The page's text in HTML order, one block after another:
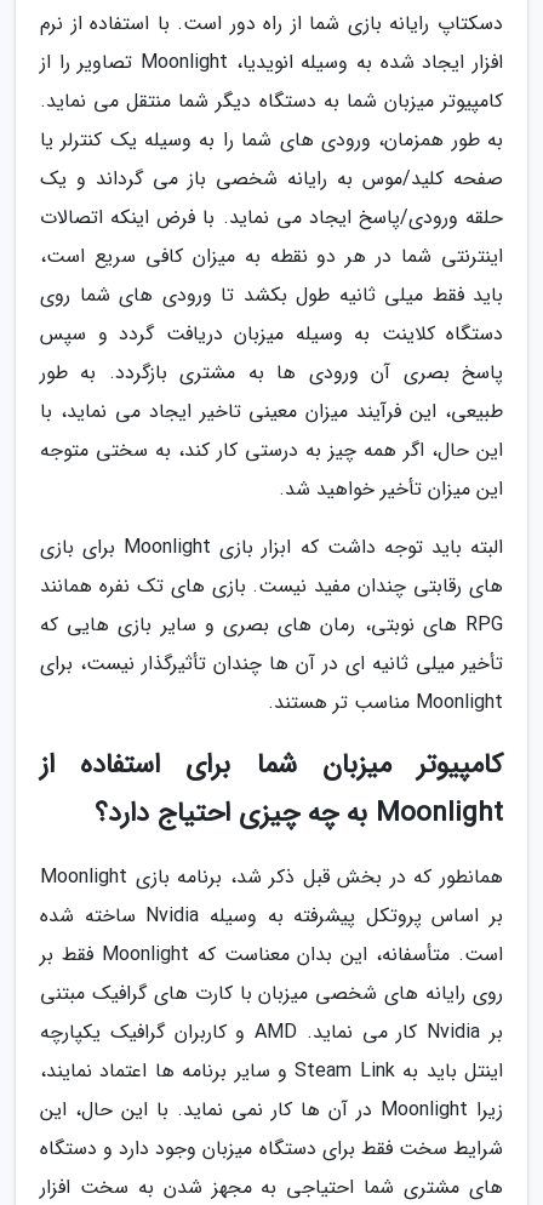
دسکتاپ رایانه بازی شما از راه دور است. با استفاده از نرم
افزار ایجاد شده به وسیله انویدیا، Moonlight تصاویر را از
کامپیوتر میزبان شما به دستگاه دیگر شما منتقل می نماید.
به طور همزمان، ورودی های شما را به وسیله یک کنترلر یا
صفحه کلید/موس به رایانه شخصی باز می گرداند و یک
حلقه ورودی/پاسخ ایجاد می نماید. با فرض اینکه اتصالات
اینترنتی شما در هر دو نقطه به میزان کافی سریع است،
باید فقط میلی ثانیه طول بکشد تا ورودی های شما روی
دستگاه کلاینت به وسیله میزبان دریافت گردد و سپس
پاسخ بصری آن ورودی ها به مشتری بازگردد. به طور
طبیعی، این فرآیند میزان معینی تاخیر ایجاد می نماید، با
این حال، اگر همه چیز به درستی کار کند، به سختی متوجه
این میزان تأخیر خواهید شد.
البته باید توجه داشت که ابزار بازی Moonlight برای بازی
های رقابتی چندان مفید نیست. بازی های تک نفره همانند
RPG های نوبتی، رمان های بصری و سایر بازی هایی که
تأخیر میلی ثانیه ای در آن ها چندان تأثیرگذار نیست، برای
Moonlight مناسب تر هستند.
کامپیوتر میزبان شما برای استفاده از
Moonlight به چه چیزی احتیاج دارد؟
همانطور که در بخش قبل ذکر شد، برنامه بازی Moonlight
بر اساس پروتکل پیشرفته به وسیله Nvidia ساخته شده
است. متأسفانه، این بدان معناست که Moonlight فقط بر
روی رایانه های شخصی میزبان با کارت های گرافیک مبتنی
بر Nvidia کار می نماید. AMD و کاربران گرافیک یکپارچه
اینتل باید به Steam Link و سایر برنامه ها اعتماد نمایند،
زیرا Moonlight در آن ها کار نمی نماید. با این حال، این
شرایط سخت فقط برای دستگاه میزبان وجود دارد و دستگاه
های مشتری شما احتیاجی به مجهز شدن به سخت افزار